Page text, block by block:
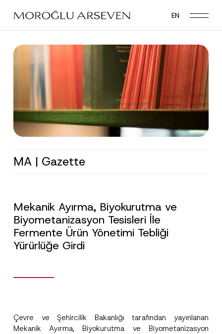
main
EN
MA | Gazette
Mekanik Ayırma, Biyokurutma ve
Biyometanizasyon Tesisleri İle
Fermente Ürün Yönetimi Tebliği
Yürürlüğe Girdi
Çevre ve Şehircilik Bakanlığı tarafından yayınlanan
Mekanik Ayırma, Biyokurutma ve Biyometanizasyon